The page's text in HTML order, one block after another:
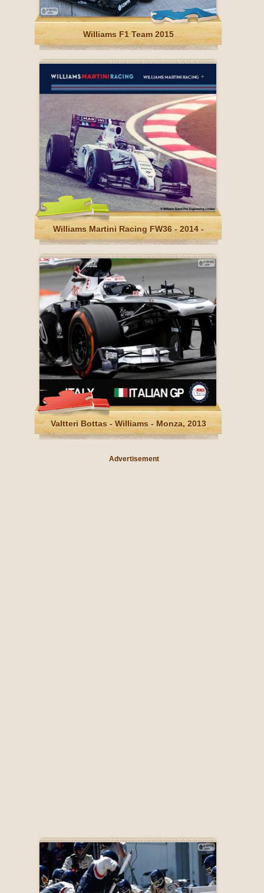
Williams F1 Team 2015
Williams Martini Racing FW36 - 2014 -
Valtteri Bottas - Williams - Monza, 2013
Advertisement